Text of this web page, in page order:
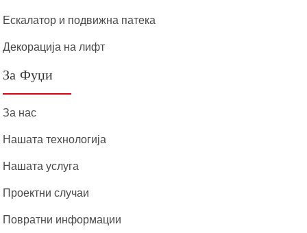
Ескалатор и подвижна патека
Декорација на лифт
За Фуџи
За нас
Нашата технологија
Нашата услуга
Проектни случаи
Повратни информации